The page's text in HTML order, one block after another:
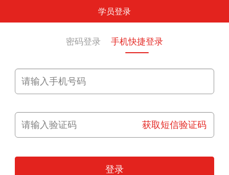
学员登录
密码登录 手机快捷登录
获取短信验证码
登录